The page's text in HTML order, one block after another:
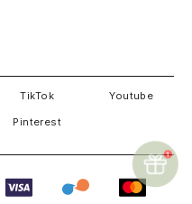
Costa Rica
TikTok Youtube
Pinterest